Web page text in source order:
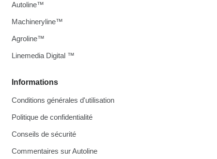
Informations
Conditions générales d'utilisation
Politique de confidentialité
Conseils de sécurité
Commentaires sur Autoline
Autoline™
Machineryline™
Agroline™
Linemedia Digital ™